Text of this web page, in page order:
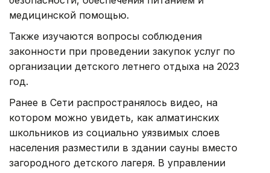
медицинской помощью.
Также изучаются вопросы соблюдения
законности при проведении закупок услуг по
организации детского летнего отдыха на 2023
год.
Ранее в Сети распространялось видео, на
котором можно увидеть, как алматинских
школьников из социально уязвимых слоев
населения разместили в здании сауны вместо
загородного детского лагеря. В управлении